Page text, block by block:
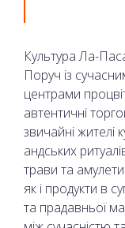
Культура Ла-
Поруч із
центрами
автентичні
звичайні жителі
андських
трави та
як і продукти в
та прадавньої